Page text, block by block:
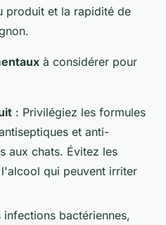
produit et la rapidité de
à considérer pour
: Privilégiez les formules
et anti-
aux chats. Évitez les
qui peuvent irriter
infections bactériennes,